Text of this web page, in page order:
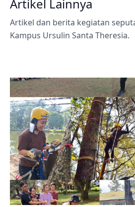
Artikel Lainnya
Artikel dan berita kegiatan
Kampus Ursulin Santa Theresia.